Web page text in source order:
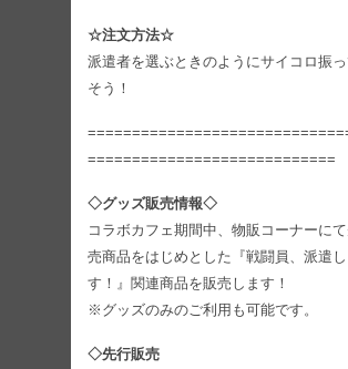
☆注文方法☆
派遣者を選ぶときのようにサイコロ振
そう！
============================
◇グッズ販売情報◇
コラボカフェ期間中、物販コーナーに
売商品をはじめとした『戦闘員、派遣し
す！』関連商品を販売します！
※グッズのみのご利用も可能です。
◇先行販売